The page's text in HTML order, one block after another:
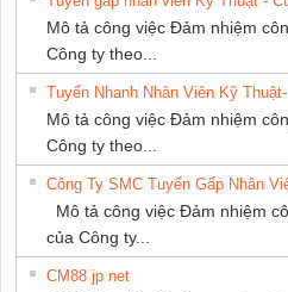
Mô tả công việc Đảm nhiệm
Công ty theo...
Tuyển Nhanh Nhân Viên Kỹ
Mô tả công việc Đảm nhiệm
Công ty theo...
Công Ty SMC Tuyển Gấp Nhân
Mô tả công việc Đảm nhiệm
của Công ty...
CM88 jp net